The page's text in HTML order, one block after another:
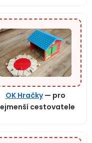
OK Hračky— pro
cestovatele